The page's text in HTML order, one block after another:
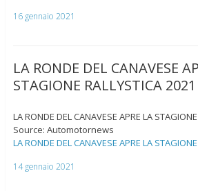
16 gennaio 2021
LA RONDE DEL CANAVESE
STAGIONE RALLYSTICA 2021
LA RONDE DEL CANAVESE APRE LA
Source: Automotornews
LA RONDE DEL CANAVESE APRE LA
14 gennaio 2021